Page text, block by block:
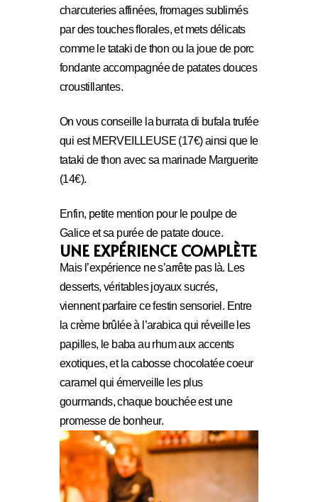
charcuteries affinées, fromages sublimés
par des touches florales, et mets délicats
comme le tataki de thon ou la joue de porc
fondante accompagnée de patates douces
croustillantes.
On vous conseille la burrata di bufala trufée
qui est MERVEILLEUSE (17€) ainsi que le
tataki de thon avec sa marinade Marguerite
(14€).
Enfin, petite mention pour le poulpe de
Galice et sa purée de patate douce.
UNE EXPÉRIENCE COMPLÈTE
Mais l’expérience ne s’arrête pas là. Les
desserts, véritables joyaux sucrés,
viennent parfaire ce festin sensoriel. Entre
la crème brûlée à l’arabica qui réveille les
papilles, le baba au rhum aux accents
exotiques, et la cabosse chocolatée coeur
caramel qui émerveille les plus
gourmands, chaque bouchée est une
promesse de bonheur.